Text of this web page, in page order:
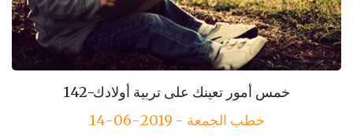
142-خمس أمور تعينك على تربية أولادك
خطب الجمعة - 2019-06-14
143-مكارم الأخلاق
خطب الجمعة - 2019-06-21